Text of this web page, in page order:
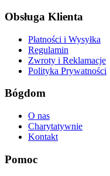
Obsługa Klienta
Płatności i Wysyłka
Regulamin
Zwroty i Reklamacje
Polityka Prywatności
Bógdom
O nas
Charytatywnie
Kontakt
Pomoc